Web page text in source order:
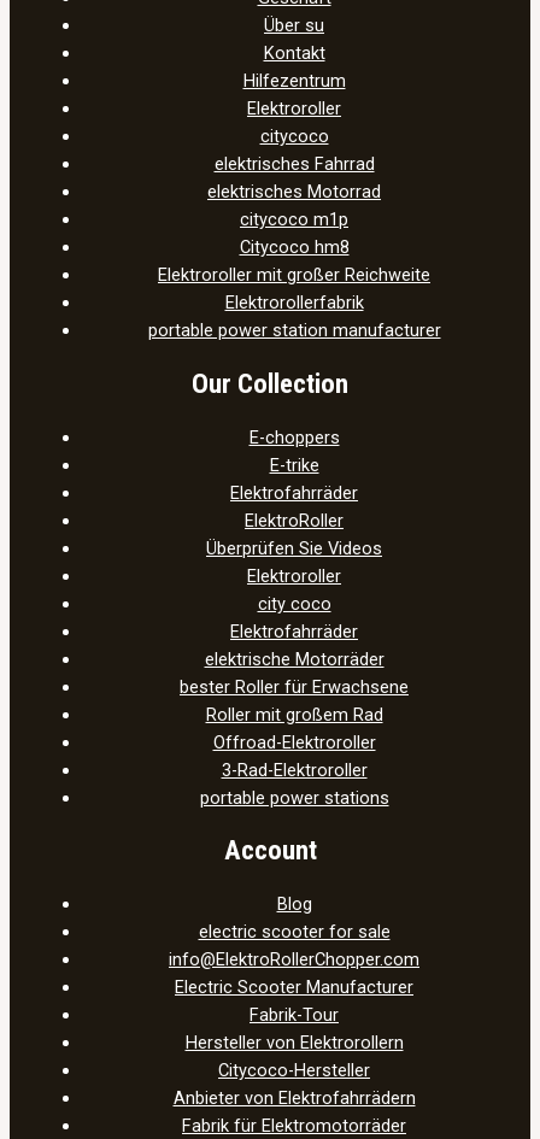
Über su
Kontakt
Hilfezentrum
Elektroroller
citycoco
elektrisches Fahrrad
elektrisches Motorrad
citycoco m1p
Citycoco hm8
Elektroroller mit großer Reichweite
Elektrorollerfabrik
portable power station manufacturer
Our Collection
E-choppers
E-trike
Elektrofahrräder
ElektroRoller
Überprüfen Sie Videos
Elektroroller
city coco
Elektrofahrräder
elektrische Motorräder
bester Roller für Erwachsene
Roller mit großem Rad
Offroad-Elektroroller
3-Rad-Elektroroller
portable power stations
Account
Blog
electric scooter for sale
info@ElektroRollerChopper.com
Electric Scooter Manufacturer
Fabrik-Tour
Hersteller von Elektrorollern
Citycoco-Hersteller
Anbieter von Elektrofahrrädern
Fabrik für Elektromotorräder